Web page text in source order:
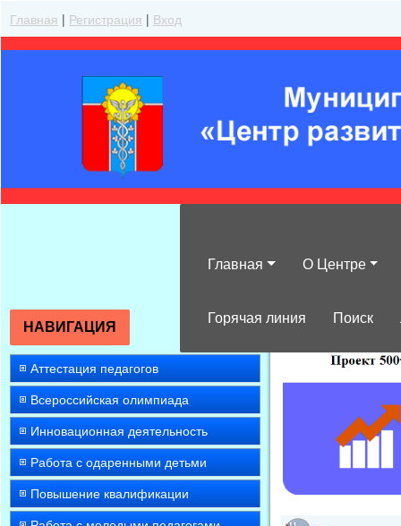
Главная | Регистрация | Вход
Главная О Центре
Горячая линия Поиск
НАВИГАЦИЯ
Аттестация педагогов
Всероссийская олимпиада
Инновационная деятельность
Работа с одаренными детьми
Повышение квалификации